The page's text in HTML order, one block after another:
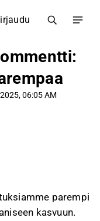
06:05 AM
parempi
kasvuun.